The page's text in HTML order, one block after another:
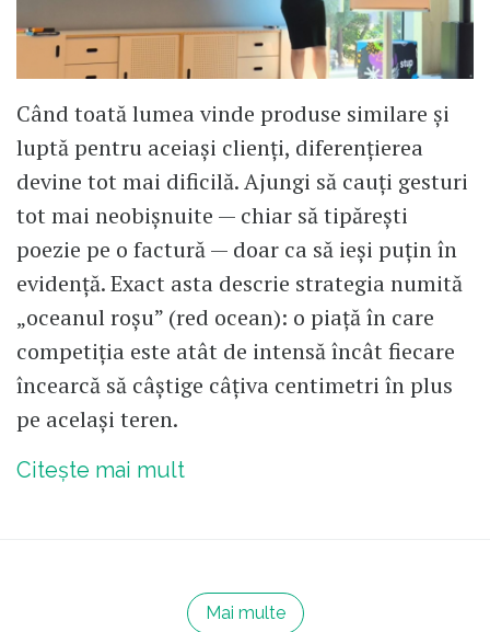
Când toată lumea vinde produse similare și
luptă pentru aceiași clienți, diferențierea
devine tot mai dificilă. Ajungi să cauți gesturi
tot mai neobișnuite — chiar să tipărești
poezie pe o factură — doar ca să ieși puțin în
evidență. Exact asta descrie strategia numită
„oceanul roșu” (red ocean): o piață în care
competiția este atât de intensă încât fiecare
încearcă să câștige câțiva centimetri în plus
pe același teren.
Citește mai mult
Mai multe